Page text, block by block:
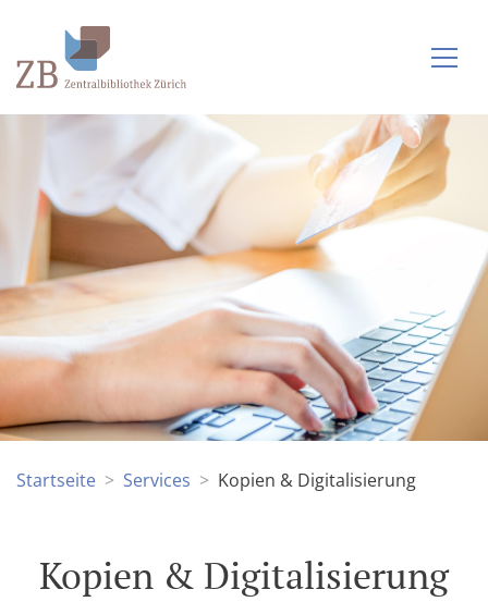
Startseite Services Kopien & Digitalisierung
Kopien & Digitalisierung